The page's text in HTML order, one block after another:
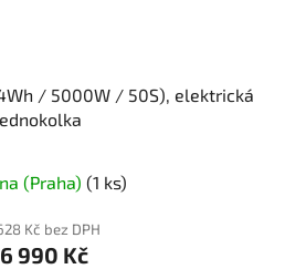
/ 5000W / 50S), elektrická
(Praha) (1 ks)
Kč bez DPH
990 Kč